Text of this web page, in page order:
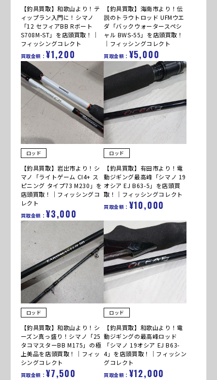
【釣具買取】和歌山より！テ
ィップラン入門に！シマノ
「12 セフィアBB Rボート
S708M-ST」を店頭買取！｜
フィッシングコレクト
買取金額： ¥1,200
【釣具買取】海南市より！伝
説のトラウトロッド UFMウエ
ダ「バックウォータースペシ
ャル BWS-55」を店頭買取！
｜フィッシングコレクト
買取金額： ¥5,000
ロッド
【釣具買取】岩出市より！シ
マノ「ライトゲーム CI4+ ス
ピニング タイプ73 M230」を
店頭買取！｜フィッシングコ
レクト
買取金額： ¥3,000
ロッド
【釣具買取】有田市より！電
動ジギング最高峰「シマノ 19
オシア EJ B63-5」を店頭買
取！｜フィッシングコレクト
買取金額： ¥10,000
ロッド
【釣具買取】和歌山より！シ
ーズン真っ盛り！シマノ「25
タコマスターBB M175」の極
上美品を店頭買取！｜フィッ
シングコレクト
買取金額： ¥7,500
ロッド
【釣具買取】和歌山より！電
動ジギングの最高峰ロッド
「シマノ 19オシア EJ B63-
4」を店頭買取！｜フィッシン
グコレクト
買取金額： ¥12,000